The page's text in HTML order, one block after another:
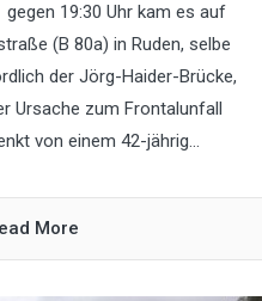
19:30 Uhr kam es auf
(B 80a) in Ruden, selbe
der Jörg-Haider-Brücke,
Ursache zum Frontalunfall
von einem 42-jährig...
More